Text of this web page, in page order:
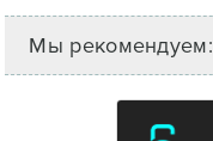
Мы рекомендуем: